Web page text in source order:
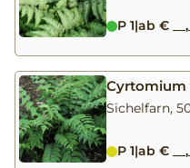
P 1|ab €
Cyrtomium
Sichelfarn,
P 1|ab €